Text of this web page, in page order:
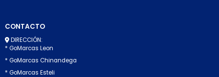
CONTACTO
DIRECCIÓN:
* GoMarcas Leon
* GoMarcas Chinandega
* GoMarcas Esteli